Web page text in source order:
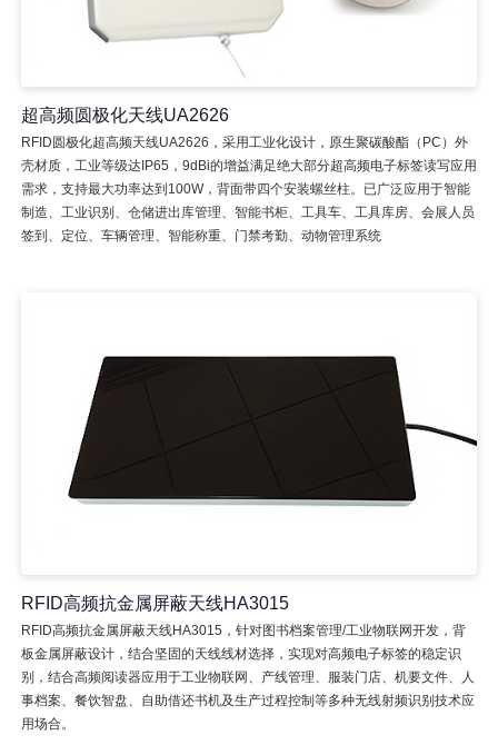
超高频圆极化天线UA2626
RFID圆极化超高频天线UA2626，采用工业化设计，原生聚碳酸酯（PC）外
壳材质，工业等级达IP65，9dBi的增益满足绝大部分超高频电子标签读写应用
需求，支持最大功率达到100W，背面带四个安装螺丝柱。已广泛应用于智能
制造、工业识别、仓储进出库管理、智能书柜、工具车、工具库房、会展人员
签到、定位、车辆管理、智能称重、门禁考勤、动物管理系统
RFID高频抗金属屏蔽天线HA3015
RFID高频抗金属屏蔽天线HA3015，针对图书档案管理/工业物联网开发，背
板金属屏蔽设计，结合坚固的天线线材选择，实现对高频电子标签的稳定识
别，结合高频阅读器应用于工业物联网、产线管理、服装门店、机要文件、人
事档案、餐饮智盘、自助借还书机及生产过程控制等多种无线射频识别技术应
用场合。